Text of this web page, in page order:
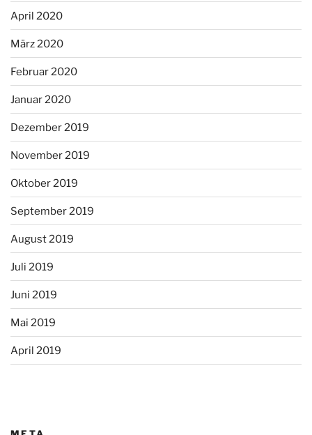
April 2020
März 2020
Februar 2020
Januar 2020
Dezember 2019
November 2019
Oktober 2019
September 2019
August 2019
Juli 2019
Juni 2019
Mai 2019
April 2019